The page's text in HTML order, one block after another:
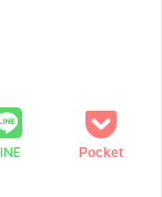
Pocket